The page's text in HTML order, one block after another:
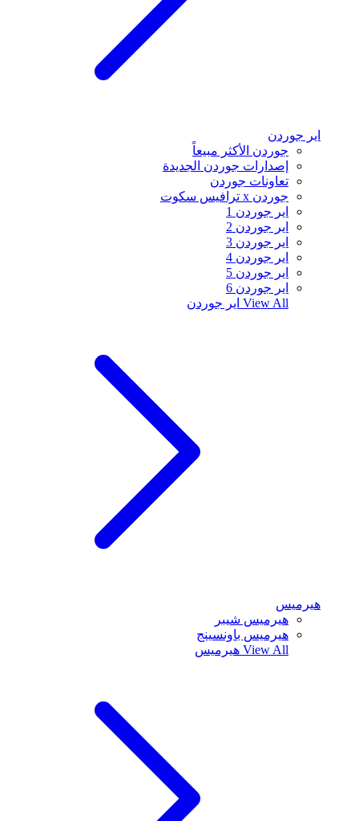
اير جوردن
جوردن الأكثر مبيعاً
إصدارات جوردن الجديدة
تعاونات جوردن
جوردن x ترافيس سكوت
اير جوردن 1
اير جوردن 2
اير جوردن 3
اير جوردن 4
اير جوردن 5
اير جوردن 6
View All اير جوردن
هيرميس
هيرميس شيبر
هيرميس باونسينج
View All هيرميس